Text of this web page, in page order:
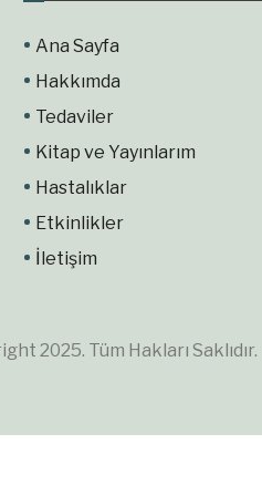
Ana Sayfa
Hakkımda
Tedaviler
Kitap ve Yayınlarım
Hastalıklar
Etkinlikler
İletişim
2025. Tüm Hakları Saklıdır.